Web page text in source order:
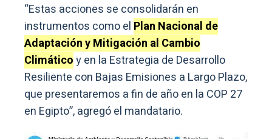
“Estas acciones se consolidarán en
instrumentos como el Plan Nacional de
Adaptación y Mitigación al Cambio
Climáticoy en la Estrategia de Desarrollo
Resiliente con Bajas Emisiones a Largo Plazo,
que presentaremos a fin de año en la COP 27
en Egipto”, agregó el mandatario.